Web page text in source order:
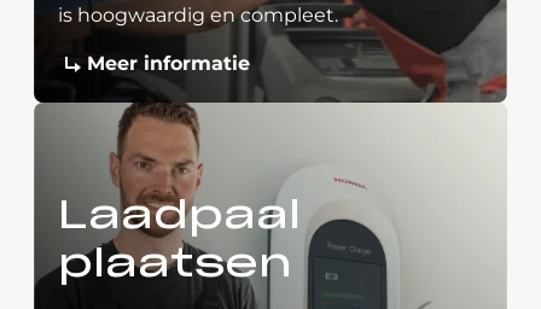
is hoogwaardig en compleet.
Meer informatie
Laadpaal
plaatsen